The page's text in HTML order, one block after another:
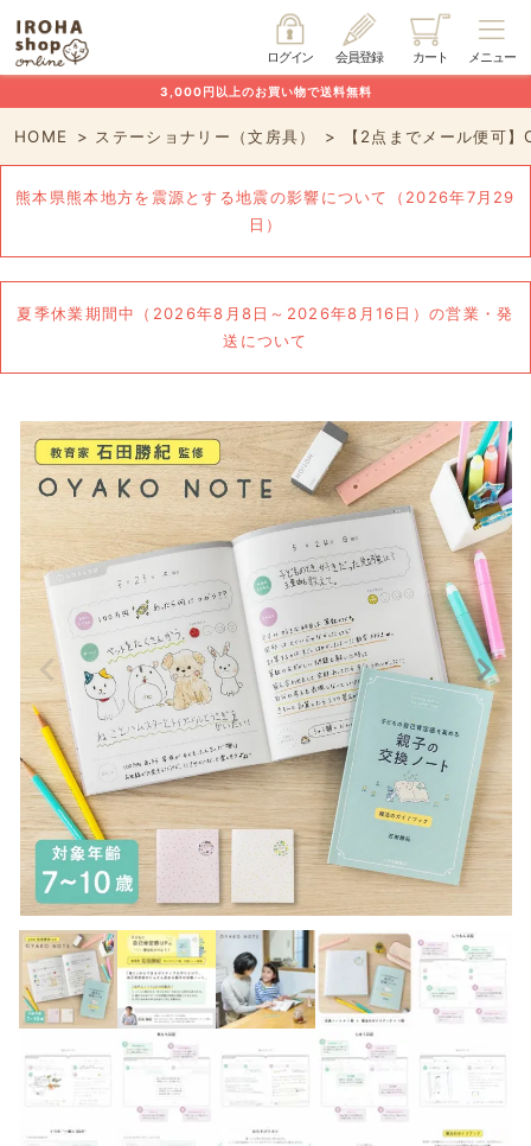
メニュー
カート
会員登録
ログイン
3,000円以上のお買い物で送料無料
HOME ステーショナリー（文房具） 【2点までメール便
熊本県熊本地方を震源とする地震の影響について（2026年7月29
日）
夏季休業期間中（2026年8月8日～2026年8月16日）の営業・発
送について